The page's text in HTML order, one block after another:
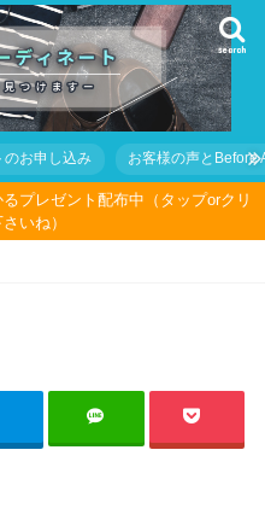
search
のお申し込み お客様の声とBefore
プレゼント配布中（タップorクリ
いね）